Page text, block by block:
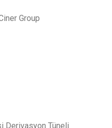
Group
Derivasyon Tüneli